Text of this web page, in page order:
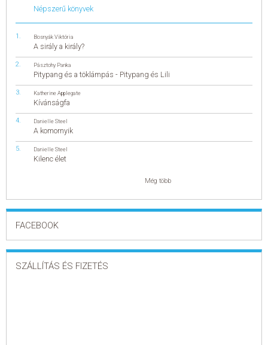
Népszerű könyvek
Bosnyák Viktória
A sirály a király?
Pásztohy Panka
Pitypang és a töklámpás - Pitypang és Lili
Katherine Applegate
Kívánságfa
Danielle Steel
A komornyik
Danielle Steel
Kilenc élet
Még több
FACEBOOK
SZÁLLÍTÁS ÉS FIZETÉS